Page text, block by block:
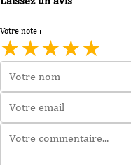
Votre note :
★★★★★